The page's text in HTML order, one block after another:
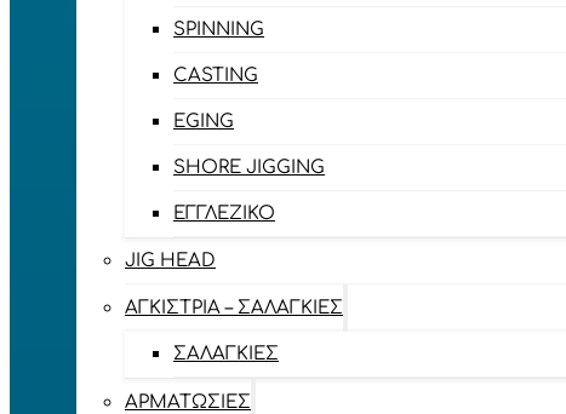
SPINNING
CASTING
EGING
SHORE JIGGING
ΕΓΓΛΈΖΙΚΟ
JIG HEAD
ΑΓΚΊΣΤΡΙΑ – ΣΑΛΑΓΚΙΈΣ
ΣΑΛΑΓΚΙΈΣ
ΑΡΜΑΤΩΣΙΈΣ